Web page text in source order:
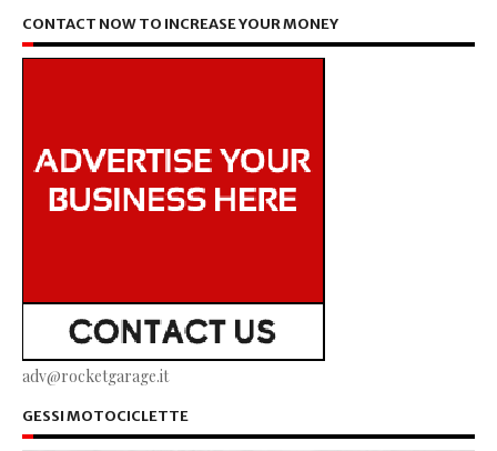
CONTACT NOW TO INCREASE YOUR MONEY
adv@rocketgarage.it
GESSI MOTOCICLETTE